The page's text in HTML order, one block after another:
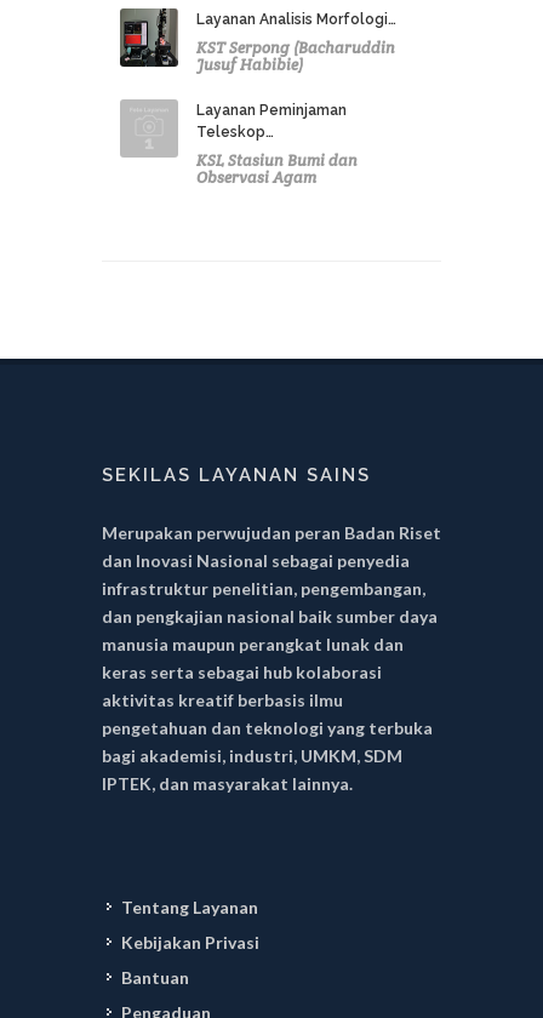
Layanan Analisis Morfologi…
KST Serpong (Bacharuddin
Jusuf Habibie)
Layanan Peminjaman
Teleskop…
KSL Stasiun Bumi dan
Observasi Agam
SEKILAS LAYANAN SAINS
Merupakan perwujudan peran Badan Riset
dan Inovasi Nasional sebagai penyedia
infrastruktur penelitian, pengembangan,
dan pengkajian nasional baik sumber daya
manusia maupun perangkat lunak dan
keras serta sebagai hub kolaborasi
aktivitas kreatif berbasis ilmu
pengetahuan dan teknologi yang terbuka
bagi akademisi, industri, UMKM, SDM
IPTEK, dan masyarakat lainnya.
Tentang Layanan
Kebijakan Privasi
Bantuan
Pengaduan